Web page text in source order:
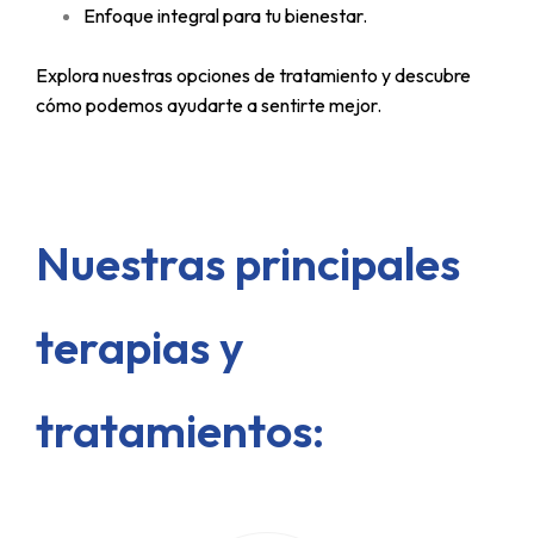
Enfoque integral para tu bienestar.
Explora nuestras opciones de tratamiento y descubre
cómo podemos ayudarte a sentirte mejor.
Nuestras principales
terapias y
tratamientos: